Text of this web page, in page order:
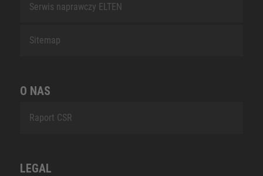
Serwis naprawczy ELTEN
Sitemap
O NAS
Raport CSR
LEGAL